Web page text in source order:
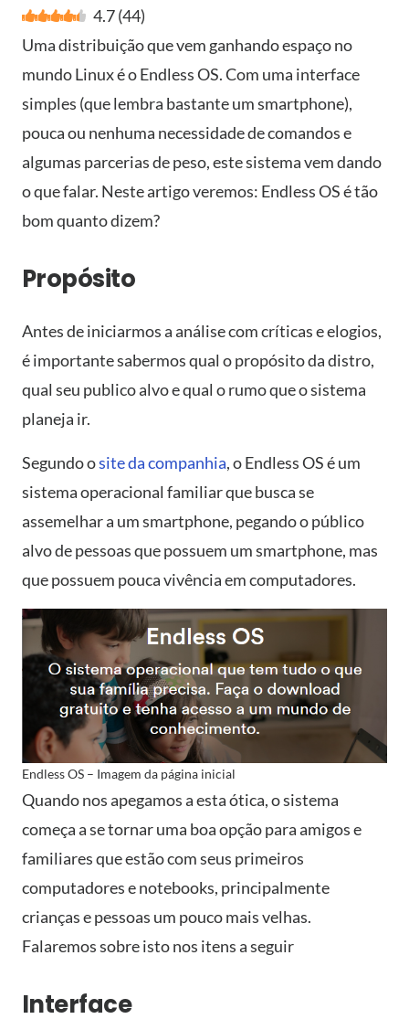
4.7(44)
Uma distribuição que vem ganhando espaço no
mundo Linux é o Endless OS. Com uma interface
simples (que lembra bastante um smartphone),
pouca ou nenhuma necessidade de comandos e
algumas parcerias de peso, este sistema vem dando
o que falar. Neste artigo veremos: Endless OS é tão
bom quanto dizem?
Propósito
Antes de iniciarmos a análise com críticas e elogios,
é importante sabermos qual o propósito da distro,
qual seu publico alvo e qual o rumo que o sistema
planeja ir.
Segundo osite da companhia, o Endless OS é um
sistema operacional familiar que busca se
assemelhar a um smartphone, pegando o público
alvo de pessoas que possuem um smartphone, mas
que possuem pouca vivência em computadores.
Endless OS – Imagem da página inicial
Quando nos apegamos a esta ótica, o sistema
começa a se tornar uma boa opção para amigos e
familiares que estão com seus primeiros
computadores e notebooks, principalmente
crianças e pessoas um pouco mais velhas.
Falaremos sobre isto nos itens a seguir
Interface